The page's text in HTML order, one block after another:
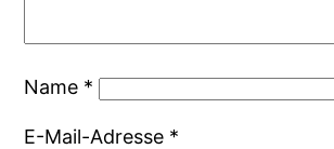
Name *
E-Mail-Adresse *